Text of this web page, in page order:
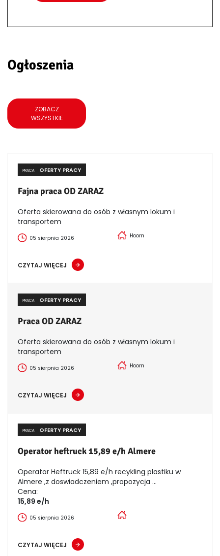
Ogłoszenia
ZOBACZ
WSZYSTKIE
PRACA OFERTY PRACY
Fajna praca OD ZARAZ
Oferta skierowana do osób z własnym lokum i
transportem
05 sierpnia 2026 Hoorn
CZYTAJ WIĘCEJ
PRACA OFERTY PRACY
Praca OD ZARAZ
Oferta skierowana do osób z własnym lokum i
transportem
05 sierpnia 2026 Hoorn
CZYTAJ WIĘCEJ
PRACA OFERTY PRACY
Operator heftruck 15,89 e/h Almere
Operator Heftruck 15,89 e/h recykling plastiku w
Almere ,z doswiadczeniem ,propozycja ...
Cena:
15,89 e/h
05 sierpnia 2026
CZYTAJ WIĘCEJ